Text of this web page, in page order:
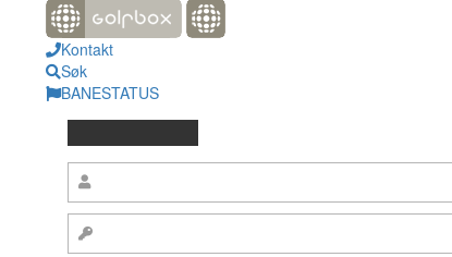
Kontakt
Søk
BANESTATUS